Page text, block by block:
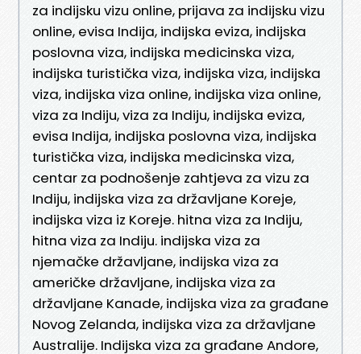
za indijsku vizu online, prijava za indijsku vizu
online, evisa Indija, indijska eviza, indijska
poslovna viza, indijska medicinska viza,
indijska turistička viza, indijska viza, indijska
viza, indijska viza online, indijska viza online,
viza za Indiju, viza za Indiju, indijska eviza,
evisa Indija, indijska poslovna viza, indijska
turistička viza, indijska medicinska viza,
centar za podnošenje zahtjeva za vizu za
Indiju, indijska viza za državljane Koreje,
indijska viza iz Koreje. hitna viza za Indiju,
hitna viza za Indiju. indijska viza za
njemačke državljane, indijska viza za
američke državljane, indijska viza za
državljane Kanade, indijska viza za građane
Novog Zelanda, indijska viza za državljane
Australije. Indijska viza za građane Andore,